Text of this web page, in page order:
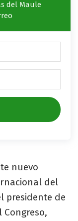
del Maule
nuevo
del
presidente de
Congreso,